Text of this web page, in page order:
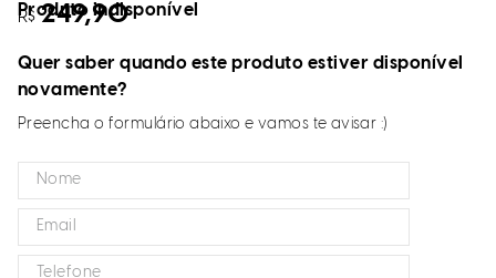
R$ 249,90
Produto indisponível
Quer saber quando este produto estiver disponível
novamente?
Preencha o formulário abaixo e vamos te avisar :)